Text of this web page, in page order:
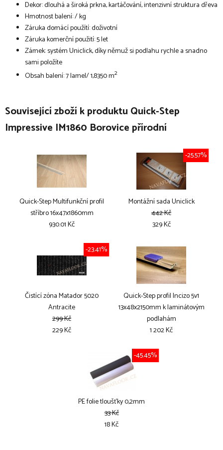
Dekor: dlouhá a široká prkna, kartáčování, intenzivní struktura dřeva
Hmotnost balení: / kg
Záruka domácí použítí: doživotní
Záruka komerční použití: 5 let
Zámek: systém Uniclick, díky němuž si podlahu rychle a snadno
sami položíte
Obsah balení: 7 lamel/ 1,8350 m2
Související zboží k produktu Quick-Step
Impressive IM1860 Borovice přírodní
Quick-Step Multifunkční profil
stříbro 16x47x1860mm
930.01 Kč
Montážní sada Uniclick
-25.57%
442 Kč
329 Kč
Čistící zóna Matador 5020
Antracite
-23.41%
299 Kč
229 Kč
Quick-Step profil Incizo 5v1
13x48x2150mm k laminátovým
podlahám
1 202 Kč
PE folie tloušťky 0,2mm
-45.45%
33 Kč
18 Kč